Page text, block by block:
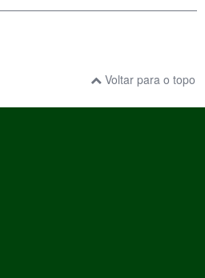
Voltar para o topo